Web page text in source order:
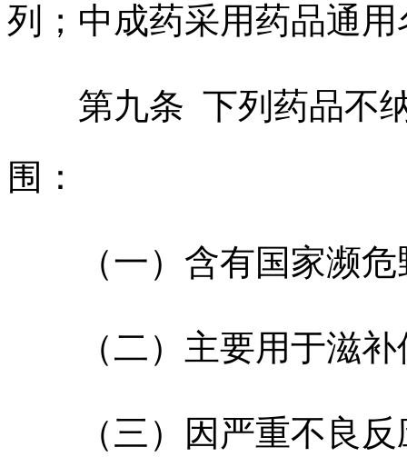
列；中成药采用药品通用
第九条 下列药品不纳
围：
（一）含有国家濒
（二）主要用于滋
（三）因严重不良